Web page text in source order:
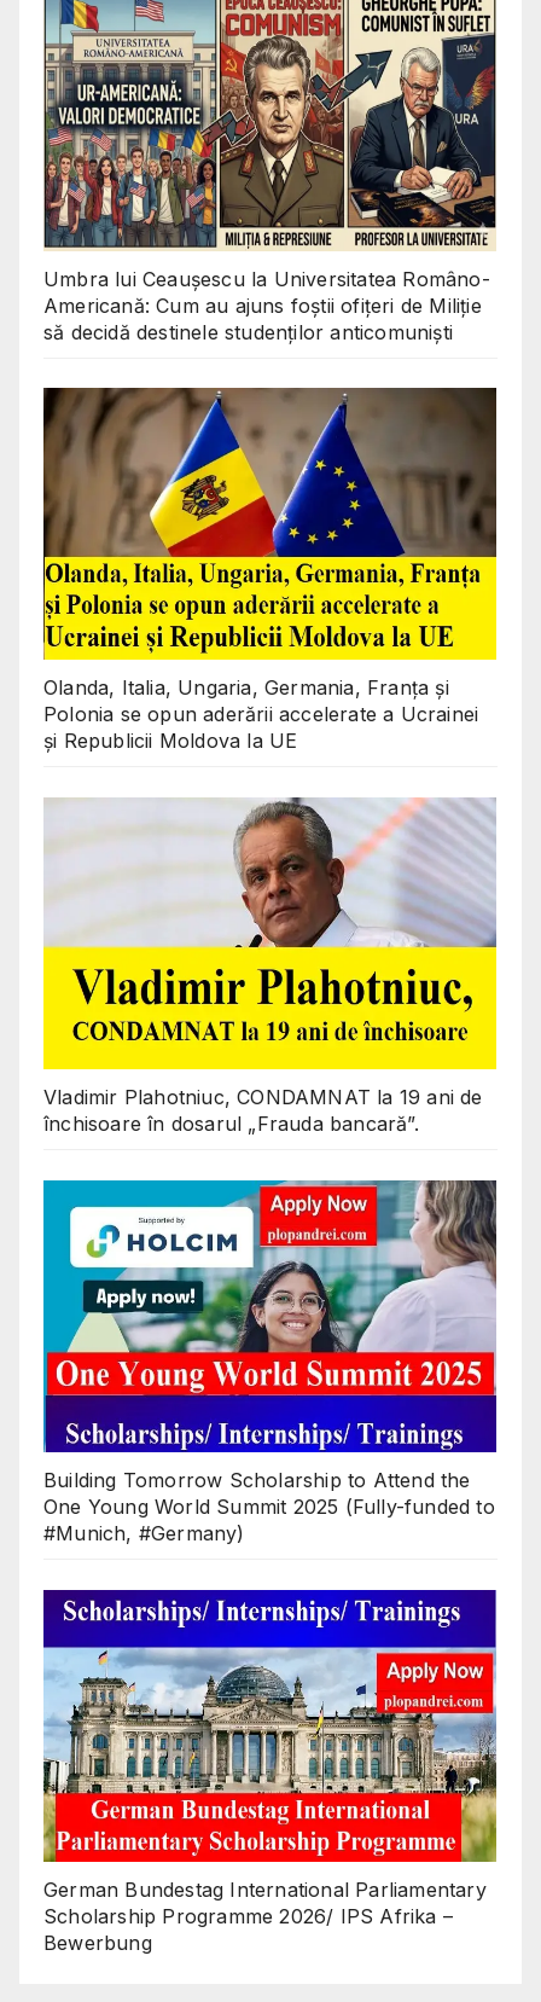
Umbra lui Ceaușescu la Universitatea Româno-
Americană: Cum au ajuns foștii ofițeri de Miliție
să decidă destinele studenților anticomuniști
Olanda, Italia, Ungaria, Germania, Franța și
Polonia se opun aderării accelerate a Ucrainei
și Republicii Moldova la UE
Vladimir Plahotniuc, CONDAMNAT la 19 ani de
închisoare în dosarul „Frauda bancară”.
Building Tomorrow Scholarship to Attend the
One Young World Summit 2025 (Fully-funded to
#Munich, #Germany)
German Bundestag International Parliamentary
Scholarship Programme 2026/ IPS Afrika –
Bewerbung